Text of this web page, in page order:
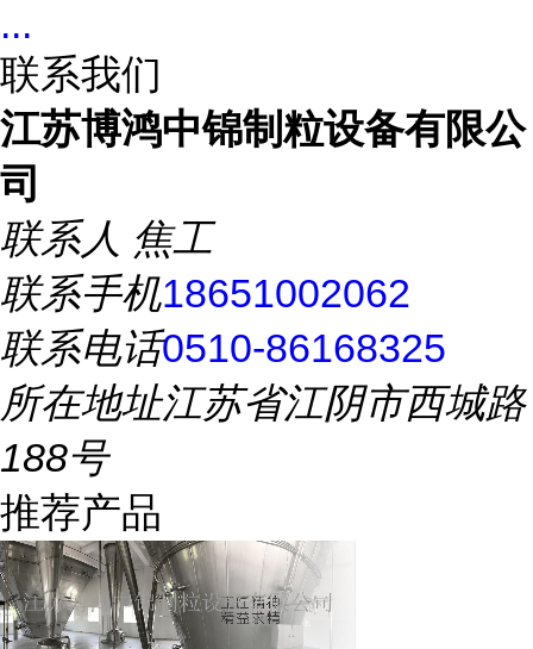
...
联系我们
江苏博鸿中锦制粒设备有限公
司
联系人 焦工
联系手机18651002062
联系电话0510-86168325
所在地址江苏省江阴市西城路
188号
推荐产品